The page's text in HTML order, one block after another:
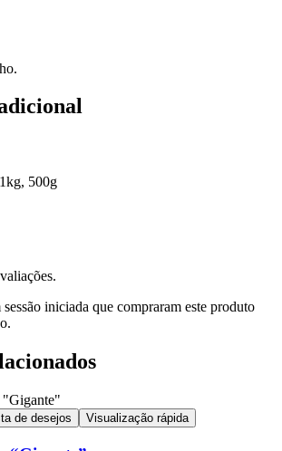
500g
iniciada que compraram este produto
de desejos Visualização rápida